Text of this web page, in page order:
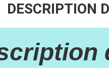
DESCRIPTION